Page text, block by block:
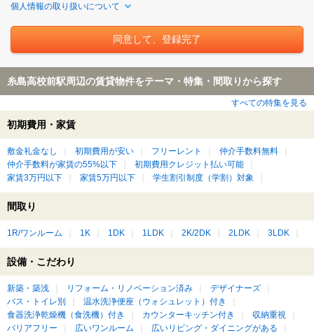
個人情報の取り扱いについて
糸島高校前駅周辺の賃貸物件をテーマ・特集・間取りから探す
すべての特集を見る
初期費用・家賃
敷金礼金なし 初期費用が安い フリーレント
仲介手数料無料
仲介手数料が家賃の55%以下
初期費用クレジット払い可能
家賃3万円以下
家賃5万円以下 学生割引制度（学割）対象
間取り
1R/ワンルーム 1K 1DK 1LDK 2K/2DK 2LDK 3LDK
設備・こだわり
新築・築浅 リフォーム・リノベーション済み
デザイナーズ
バス・トイレ別
温水洗浄便座（ウォシュレット）付き
食器洗浄乾燥機（食洗機）付き
カウンターキッチン付き
収納重視
バリアフリー
広いワンルーム
広いリビング・ダイニングがある